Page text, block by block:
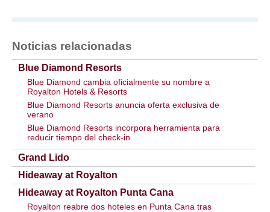
Noticias relacionadas
Blue Diamond Resorts
Blue Diamond cambia oficialmente su nombre a
Royalton Hotels & Resorts
Blue Diamond Resorts anuncia oferta exclusiva de
verano
Blue Diamond Resorts incorpora herramienta para
reducir tiempo del check-in
Grand Lido
Hideaway at Royalton
Hideaway at Royalton Punta Cana
Royalton reabre dos hoteles en Punta Cana tras